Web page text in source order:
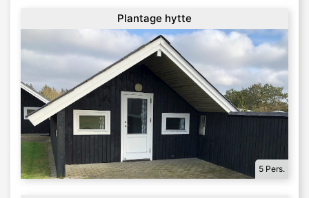
Plantage hytte
5 Pers.